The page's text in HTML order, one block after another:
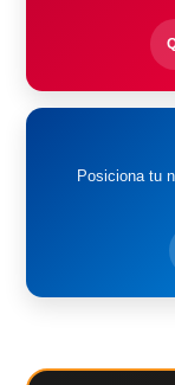
Posiciona tu